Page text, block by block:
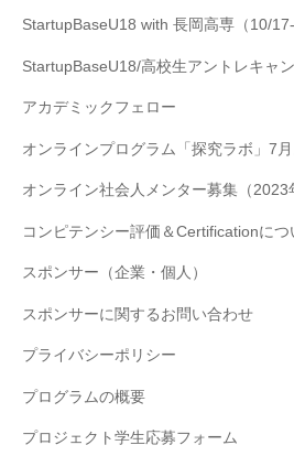
StartupBaseU18 with 長岡高専（10/17-
StartupBaseU18/高校生アントレキャ
アカデミックフェロー
オンラインプログラム「探究ラボ」7
オンライン社会人メンター募集（2023
コンピテンシー評価＆Certificationにつ
スポンサー（企業・個人）
スポンサーに関するお問い合わせ
プライバシーポリシー
プログラムの概要
プロジェクト学生応募フォーム